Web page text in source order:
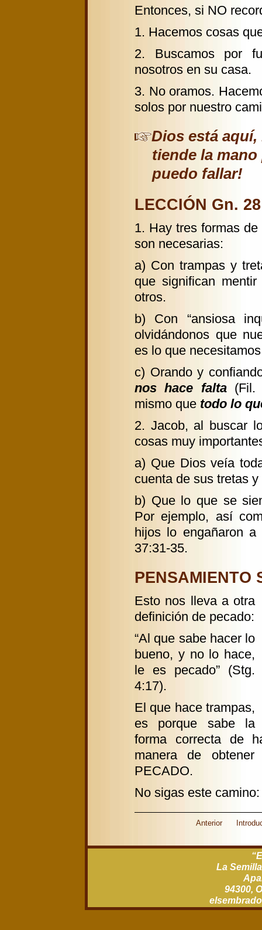
Entonces, si NO
1. Hacemos cosas
2. Buscamos por
nosotros en su casa.
3. No oramos.
solos por nuestro
Dios está aquí,
tiende la mano
puedo fallar!
LECCIÓN Gn.
1. Hay tres formas
son necesarias:
a) Con trampas y
que significan
otros.
b) Con “ansiosa
olvidándonos que
es lo que
c) Orando y
nos hace falta(Fil.
mismo que todo lo
2. Jacob, al buscar
cosas muy
a) Que Dios veía
cuenta de sus tretas
b) Que lo que se
Por ejemplo, así
hijos lo engañaron
37:31-35.
PENSAMIENTO
Esto nos lleva a otra
definición de pecado:
“Al que sabe hacer lo
bueno, y no lo hace,
le es pecado” (Stg.
4:17).
El que hace trampas,
es porque sabe la
forma correcta de
manera de
PECADO.
No sigas este
Anterior
La
94300,